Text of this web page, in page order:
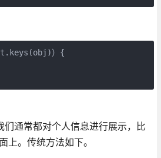
）{
通常都对个人信息进行展示，比
上。传统方法如下。